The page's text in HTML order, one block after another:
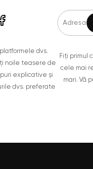
dvs.
noile teasere de
explicative și
dvs. preferate
Fiți primul
cele mai
mari. Vă